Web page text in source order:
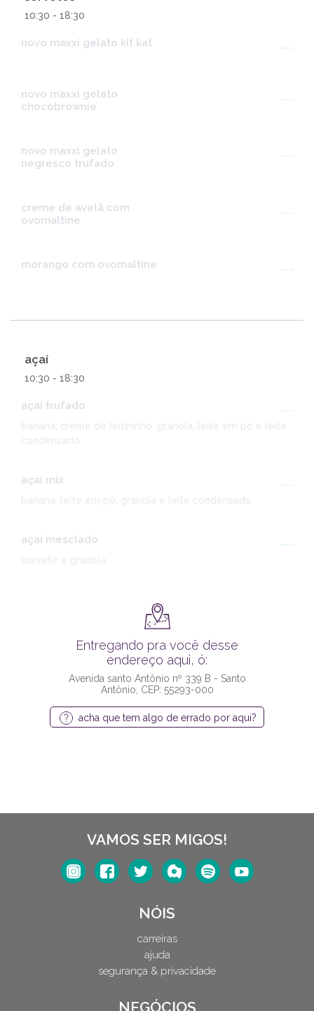
10:30 - 18:30
novo maxxi gelato kit kat ---
novo maxxi gelato
chocobrownie
---
novo maxxi gelato
negresco trufado
---
creme de avelã com
ovomaltine
---
morango com ovomaltine ---
açaí
10:30 - 18:30
açai trufado
---
banana, creme de leitininho, granola, leite em pó e leite
condensado
açaí mix
---
banana, leite em pó, granola e leite condensado
açaí mesclado
---
Entregando pra você desse
endereço aqui, ó:
Avenida santo Antônio nº 339 B - Santo
Antônio, CEP: 55293-000
acha que tem algo de errado por aqui?
VAMOS SER MIGOS!
NÓIS
carreiras
ajuda
segurança & privacidade
NEGÓCIOS